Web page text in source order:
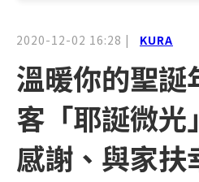
2020-12-02 16:28 | KURA
溫暖你的聖誕
客「耶誕微光
感謝、與家扶